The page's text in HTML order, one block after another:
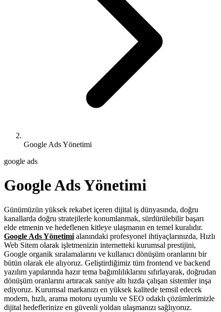
Google Ads Yönetimi
google ads
Google Ads Yönetimi
Günümüzün yüksek rekabet içeren dijital iş dünyasında, doğru
kanallarda doğru stratejilerle konumlanmak, sürdürülebilir başarı
elde etmenin ve hedeflenen kitleye ulaşmanın en temel kuralıdır.
Google Ads Yönetimi alanındaki profesyonel ihtiyaçlarınızda, Hızlı
Web Sitem olarak işletmenizin internetteki kurumsal prestijini,
Google organik sıralamalarını ve kullanıcı dönüşüm oranlarını bir
bütün olarak ele alıyoruz. Geliştirdiğimiz tüm frontend ve backend
yazılım yapılarında hazır tema bağımlılıklarını sıfırlayarak, doğrudan
dönüşüm oranlarını artıracak saniye altı hızda çalışan sistemler inşa
ediyoruz. Kurumsal markanızı en yüksek kalitede temsil edecek
modern, hızlı, arama motoru uyumlu ve SEO odaklı çözümlerimizle
dijital hedeflerinize en güvenli yoldan ulaşmanızı sağlıyoruz.